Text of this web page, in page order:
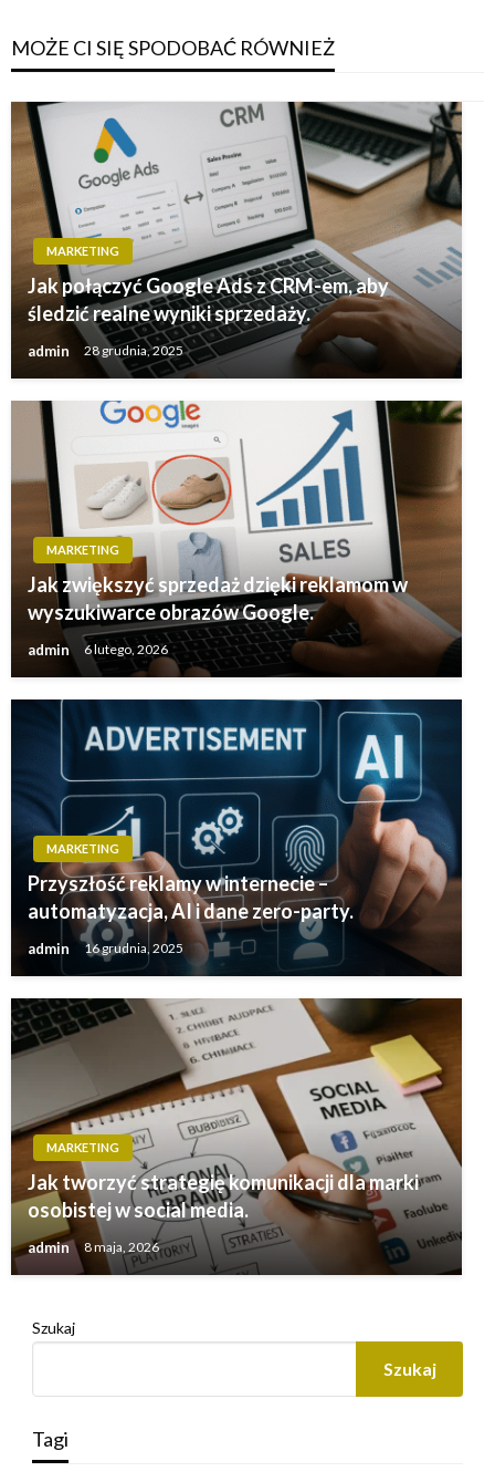
MOŻE CI SIĘ SPODOBAĆ RÓWNIEŻ
MARKETING
Jak połączyć Google Ads z CRM-em, aby
śledzić realne wyniki sprzedaży.
admin 28 grudnia, 2025
MARKETING
Jak zwiększyć sprzedaż dzięki reklamom w
wyszukiwarce obrazów Google.
admin 6 lutego, 2026
MARKETING
Przyszłość reklamy w internecie –
automatyzacja, AI i dane zero-party.
admin 16 grudnia, 2025
MARKETING
Jak tworzyć strategię komunikacji dla marki
osobistej w social media.
admin 8 maja, 2026
Szukaj
Szukaj
Tagi